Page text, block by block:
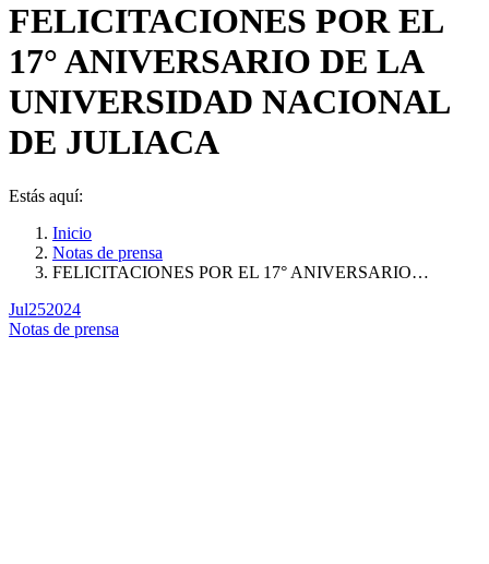
FELICITACIONES POR EL
17° ANIVERSARIO DE LA
UNIVERSIDAD NACIONAL
DE JULIACA
Estás aquí:
Inicio
Notas de prensa
FELICITACIONES POR EL 17° ANIVERSARIO…
Jul252024
Notas de prensa